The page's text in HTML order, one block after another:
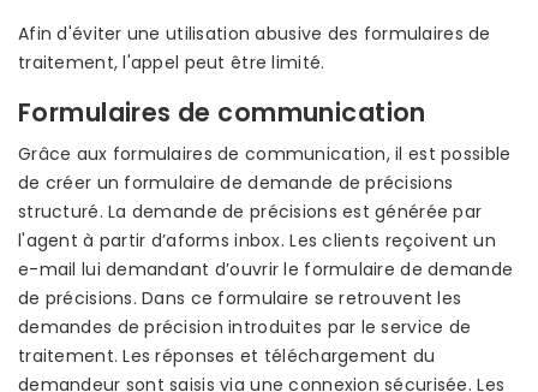
Afin d'éviter une utilisation abusive des formulaires de
traitement, l'appel peut être limité.
Formulaires de communication
Grâce aux formulaires de communication, il est possible
de créer un formulaire de demande de précisions
structuré. La demande de précisions est générée par
l'agent à partir d’aforms inbox. Les clients reçoivent un
e-mail lui demandant d’ouvrir le formulaire de demande
de précisions. Dans ce formulaire se retrouvent les
demandes de précision introduites par le service de
traitement. Les réponses et téléchargement du
demandeur sont saisis via une connexion sécurisée. Les